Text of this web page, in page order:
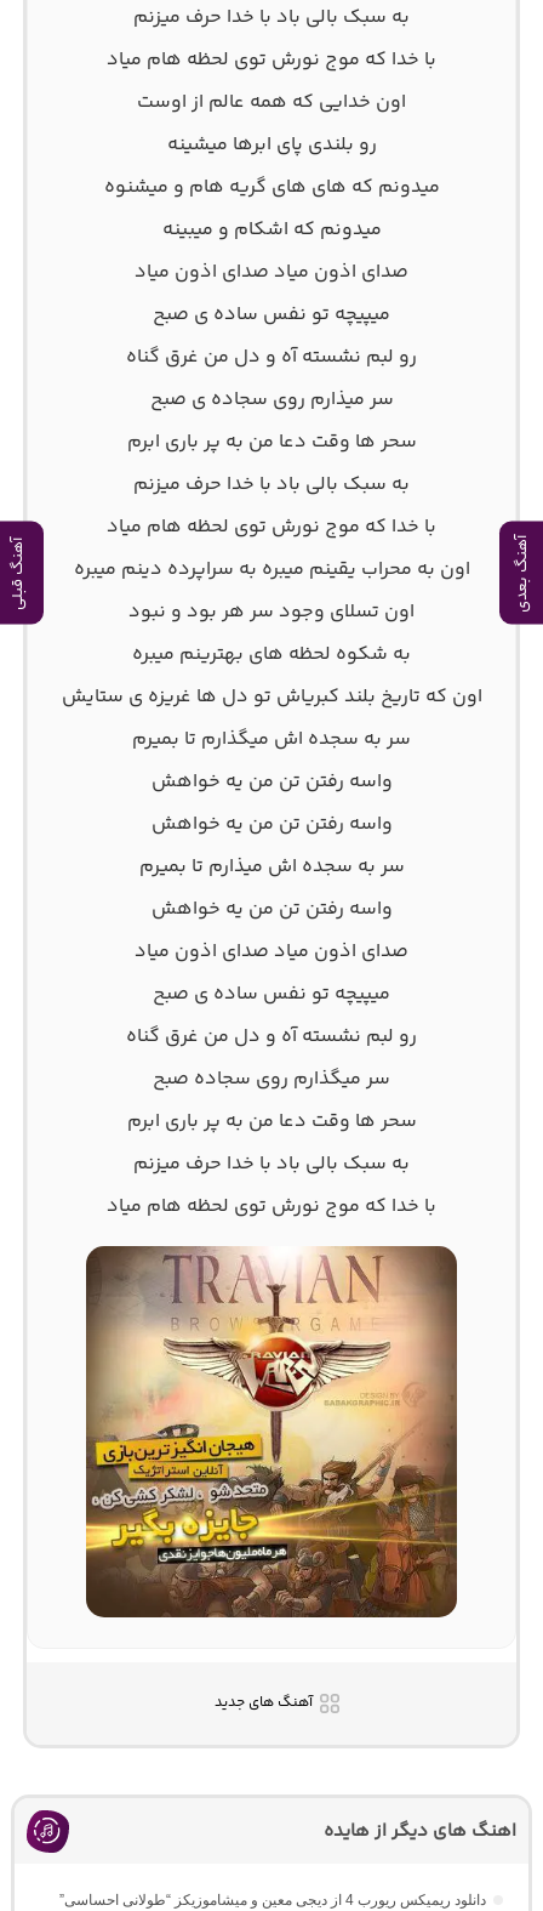
آهنگ بعدی آهنگ قبلی
به سبک بالی باد با خدا حرف میزنم
با خدا که موج نورش توی لحظه هام میاد
اون خدایی که همه عالم از اوست
رو بلندی پای ابرها میشینه
میدونم که های های گریه هام و میشنوه
میدونم که اشکام و میبینه
صدای اذون میاد صدای اذون میاد
میپیچه تو نفس ساده ی صبح
رو لبم نشسته آه و دل من غرق گناه
سر میذارم روی سجاده ی صبح
سحر ها وقت دعا من به پر باری ابرم
به سبک بالی باد با خدا حرف میزنم
با خدا که موج نورش توی لحظه هام میاد
اون به محراب یقینم میبره به سراپرده دینم میبره
اون تسلای وجود سر هر بود و نبود
به شکوه لحظه های بهترینم میبره
اون که تاریخ بلند کبریاش تو دل ها غریزه ی ستایش
سر به سجده اش میگذارم تا بمیرم
واسه رفتن تن من یه خواهش
واسه رفتن تن من یه خواهش
سر به سجده اش میذارم تا بمیرم
واسه رفتن تن من یه خواهش
صدای اذون میاد صدای اذون میاد
میپیچه تو نفس ساده ی صبح
رو لبم نشسته آه و دل من غرق گناه
سر میگذارم روی سجاده صبح
سحر ها وقت دعا من به پر باری ابرم
به سبک بالی باد با خدا حرف میزنم
با خدا که موج نورش توی لحظه هام میاد
آهنگ های جدید
اهنگ های دیگر از هایده
دانلود ریمیکس ریورب 4 از دیجی معین و میشاموزیکز “طولانی احساسی”